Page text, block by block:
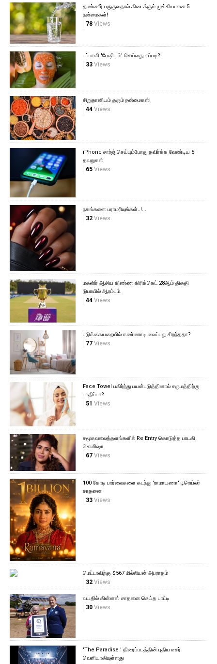
தண்ணீர் பருகுவதால் கிடைக்கும் முக்கியமான 5
நன்மைகள்!
78Views
பப்பாளி 'பேஷியல்' செய்வது எப்படி?
33Views
சிறுதானியம் தரும் நன்மைகள்!
44Views
iPhone சார்ஜ் செய்யும்போது தவிர்க்க வேண்டிய 5
தவறுகள்
65Views
நகங்களை பராமரியுங்கள்..!...
32Views
மகளிர் ஆசிய கிண்ண கிரிக்கெட் 28ஆம் திகதி
டுபாயில் ஆரம்பம்.
44Views
படுக்கையறையில் கண்ணாடி வைப்பது சிறந்ததா?
77Views
Face Towel பகிர்ந்து பயன்படுத்தினால் சருமத்திற்கு
பாதிப்பா?
51 Views
சமூகவலைத்தளங்களில் Re Entry கொடுத்த பாடகி
கெனிஷா
67Views
100 கோடி பார்வைகளை கடந்து 'ராமாயணா' டிரெய்லர்
சாதனை
33Views
மெட்டாவிற்கு $567 மில்லியன் அபராதம்
32Views
வயதில் கின்னஸ் சாதனை செய்த பாட்டி
30Views
'The Paradise ' திரைப்படத்தின் புதிய டீசர்
வெளியாகியுள்ளது